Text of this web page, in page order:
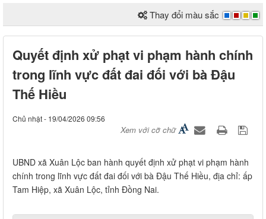
Thay đổi màu sắc
Quyết định xử phạt vi phạm hành chính
trong lĩnh vực đất đai đối với bà Đậu
Thế Hiều
Chủ nhật - 19/04/2026 09:56
Xem với cỡ chữ
UBND xã Xuân Lộc ban hành quyết định xử phạt vi phạm hành
chính trong lĩnh vực đất đai đối với bà Đậu Thế Hiều, địa chỉ: ấp
Tam Hiệp, xã Xuân Lộc, tỉnh Đồng Nai.